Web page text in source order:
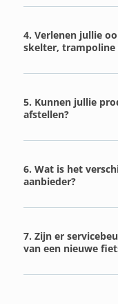
4. Verlenen jullie
skelter, trampoline
5. Kunnen jullie
afstellen?
6. Wat is het
aanbieder?
7. Zijn er
van een nieuwe